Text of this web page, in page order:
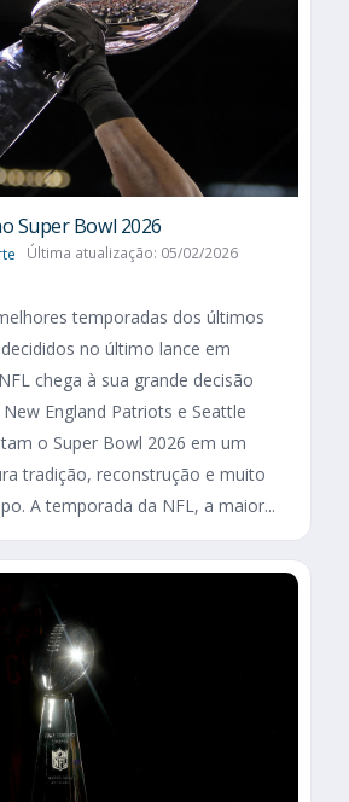
Super Bowl 2026
Última atualização: 05/02/2026
temporadas dos últimos
no último lance em
chega à sua grande decisão
England Patriots e Seattle
o Super Bowl 2026 em um
tradição, reconstrução e muito
A temporada da NFL, a maior...